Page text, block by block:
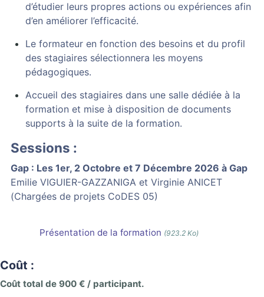
d’étudier leurs propres actions ou expériences afin
d’en améliorer l’efficacité.
Le formateur en fonction des besoins et du profil
des stagiaires sélectionnera les moyens
pédagogiques.
Accueil des stagiaires dans une salle dédiée à la
formation et mise à disposition de documents
supports à la suite de la formation.
Sessions :
Gap : Les 1er, 2 Octobre et 7 Décembre 2026 à Gap
Emilie VIGUIER-GAZZANIGA et Virginie ANICET
(Chargées de projets CoDES 05)
Présentation de la formation (923.2 Ko)
Coût :
Coût total de 900 € / participant.